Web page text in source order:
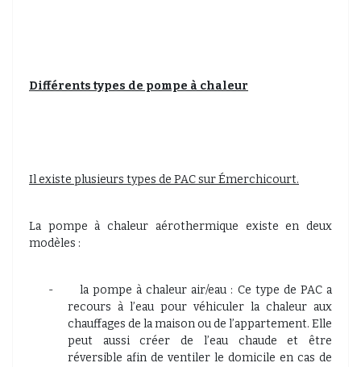
Différents types de pompe à chaleur
Il existe plusieurs types de PAC sur Émerchicourt.
La pompe à chaleur aérothermique existe en deux
modèles :
-
la pompe à chaleur air/eau : Ce type de PAC a
recours à l’eau pour véhiculer la chaleur aux
chauffages de la maison ou de l’appartement. Elle
peut aussi créer de l’eau chaude et être
réversible afin de ventiler le domicile en cas de